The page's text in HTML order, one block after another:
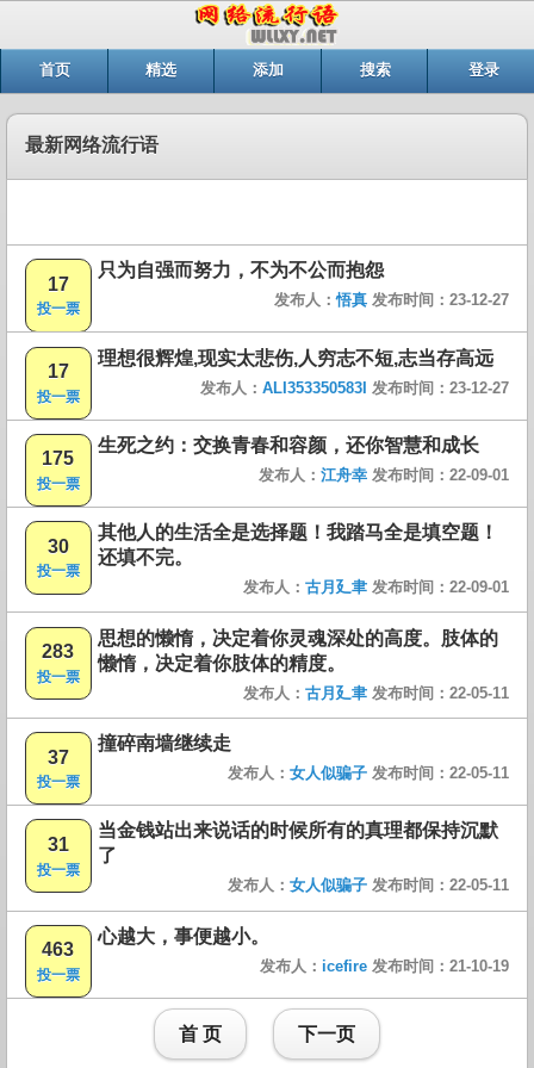
首页 精选 添加 搜索 登录
最新网络流行语
17
投一票
只为自强而努力，不为不公而抱怨
发布人：悟真 发布时间：23-12-27
17
投一票
理想很辉煌,现实太悲伤,人穷志不短,志当存高远
发布人： ALI353350583I 发布时间：23-12-27
175
投一票
生死之约：交换青春和容颜，还你智慧和成长
发布人： 江舟幸 发布时间：22-09-01
30
投一票
其他人的生活全是选择题！我踏马全是填空题！
还填不完。
发布人： 古月廴聿 发布时间：22-09-01
283
投一票
思想的懒惰，决定着你灵魂深处的高度。肢体的
懒惰，决定着你肢体的精度。
发布人： 古月廴聿 发布时间：22-05-11
37
投一票
撞碎南墙继续走
发布人： 女人似骗子 发布时间：22-05-11
31
投一票
当金钱站出来说话的时候所有的真理都保持沉默
了
发布人： 女人似骗子 发布时间：22-05-11
463
投一票
心越大，事便越小。
发布人： icefire 发布时间：21-10-19
首 页 下一页